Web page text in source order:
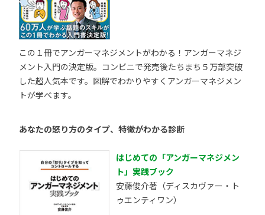
この１冊でアンガーマネジメントがわかる！アンガーマネジ
メント入門の決定版。コンビニで発売後たちまち５万部突破
した超人気本です。図解でわかりやすくアンガーマネジメン
トが学べます。
あなたの怒り方のタイプ、特徴がわかる診断
はじめての「アンガーマネジメン
ト」実践ブック
安藤俊介著（ディスカヴァー・ト
ゥエンティワン）